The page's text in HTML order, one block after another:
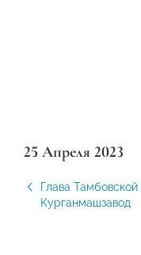
25 Апреля 2023
Глава
Курганмашзавод